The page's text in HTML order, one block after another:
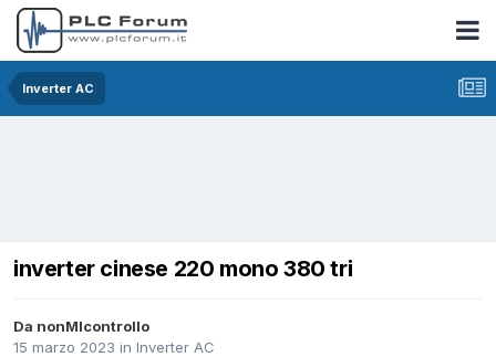
Inverter AC
inverter cinese 220 mono 380 tri
Da nonMIcontrollo
15 marzo 2023 in Inverter AC